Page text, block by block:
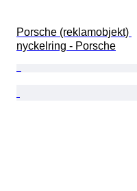
Porsche (reklamobjekt)
nyckelring - Porsche